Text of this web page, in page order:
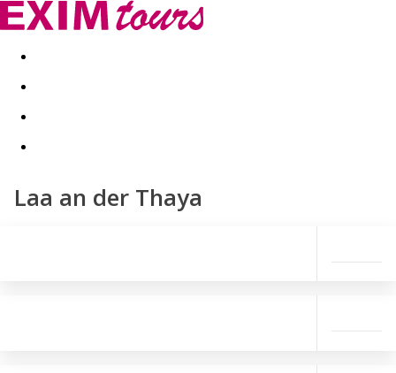
Akční nabídky Last minute
Laa an der Thaya